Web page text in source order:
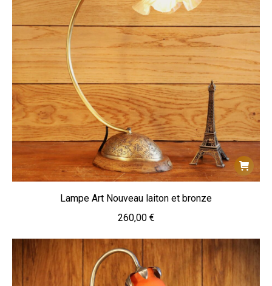
Lampe Art Nouveau laiton et bronze
260,00 €